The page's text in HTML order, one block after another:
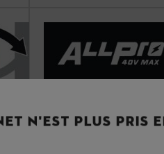
N'EST PLUS PRIS